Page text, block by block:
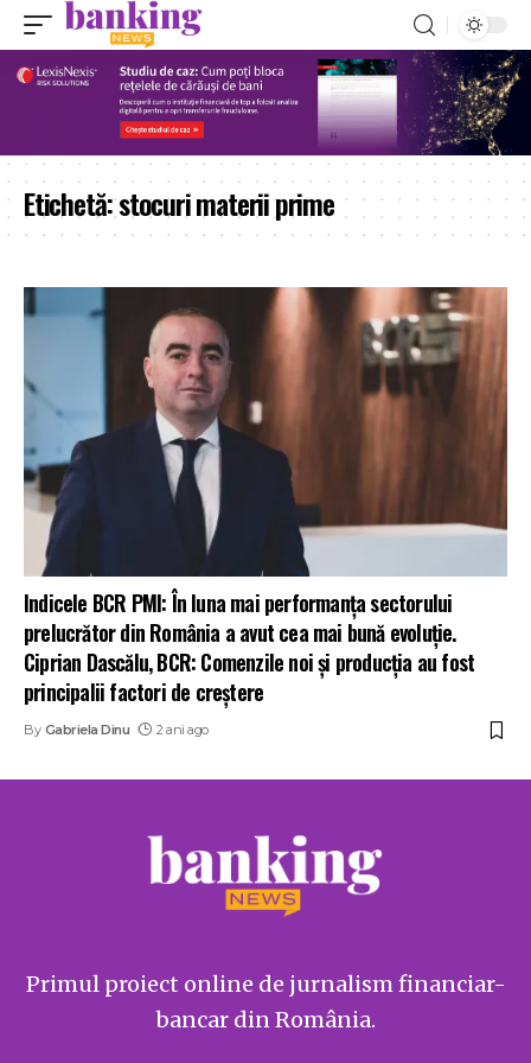
Etichetă:stocuri materii prime
Indicele BCR PMI: În luna mai performanţa sectorului
prelucrător din România a avut cea mai bună evoluţie.
Ciprian Dascălu, BCR: Comenzile noi și producția au fost
principalii factori de creștere
By Gabriela Dinu 2 ani ago
Primul proiect online de jurnalism financiar-
bancar din România.